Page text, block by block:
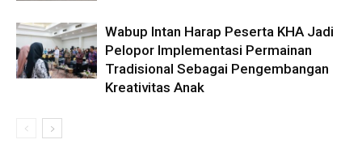
Wabup Intan Harap Peserta KHA Jadi
Pelopor Implementasi Permainan
Tradisional Sebagai Pengembangan
Kreativitas Anak